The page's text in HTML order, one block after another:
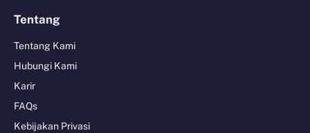
Tentang
Tentang Kami
Hubungi Kami
Karir
FAQs
Kebijakan Privasi